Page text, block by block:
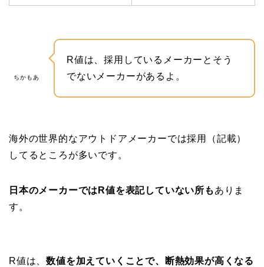
ちかもあ
R値は、採用しているメーカーとそう
でないメーカーがあるよ。
海外の世界的なアウトドアメーカーでは採用（記載）
してるところが多いです。
日本のメーカーではR値を表記していない所も ありま
す。
R値は、数値を加えていくことで、断熱効果が高くなる